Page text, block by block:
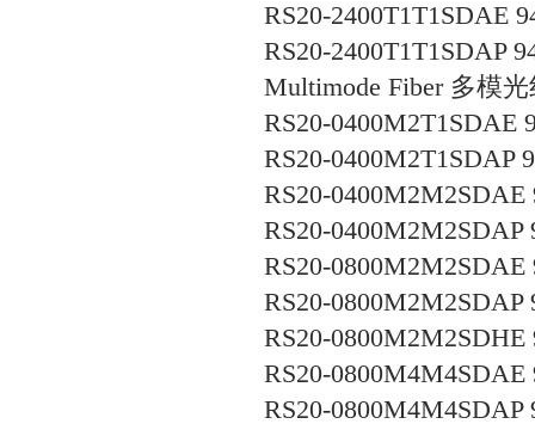
RS20-2400T1T1SDAE
RS20-2400T1T1SDAP
Multimode Fiber 多模光
RS20-0400M2T1SDAE
RS20-0400M2T1SDAP
RS20-0400M2M2SDAE
RS20-0400M2M2SDAP
RS20-0800M2M2SDAE
RS20-0800M2M2SDAP
RS20-0800M2M2SDHE
RS20-0800M4M4SDAE
RS20-0800M4M4SDAP